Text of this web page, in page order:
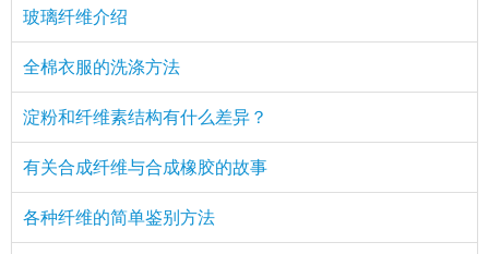
玻璃纤维介绍
全棉衣服的洗涤方法
淀粉和纤维素结构有什么差异？
有关合成纤维与合成橡胶的故事
各种纤维的简单鉴别方法